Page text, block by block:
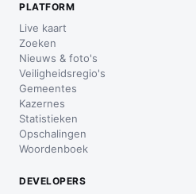
PLATFORM
Live kaart
Zoeken
Nieuws & foto's
Veiligheidsregio's
Gemeentes
Kazernes
Statistieken
Opschalingen
Woordenboek
DEVELOPERS